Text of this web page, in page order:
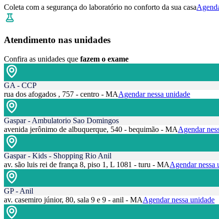
Coleta com a segurança do laboratório no conforto da sua casa
Atendimento nas unidades
Confira as unidades que fazem o exame
GA - CCP
rua dos afogados , 757 - centro - MAAgendar nessa unidade
Gaspar - Ambulatorio Sao Domingos
avenida jerônimo de albuquerque, 540 - bequimão - MAAgendar
Gaspar - Kids - Shopping Rio Anil
av. são luis rei de frança 8, piso 1, L 1081 - turu - MAAgendar nessa
GP - Anil
av. casemiro júnior, 80, sala 9 e 9 - anil - MAAgendar nessa unidade